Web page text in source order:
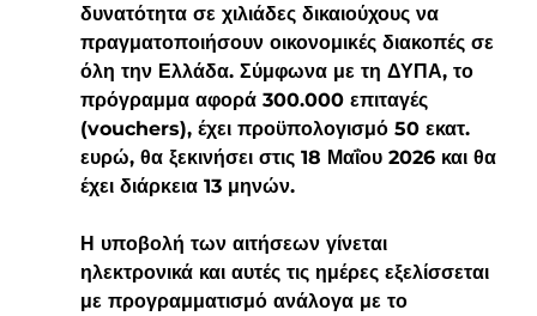
δυνατότητα σε χιλιάδες δικαιούχους να
πραγματοποιήσουν οικονομικές διακοπές σε
όλη την Ελλάδα. Σύμφωνα με τη ΔΥΠΑ, το
πρόγραμμα αφορά 300.000 επιταγές
(vouchers), έχει προϋπολογισμό 50 εκατ.
ευρώ, θα ξεκινήσει στις 18 Μαΐου 2026 και θα
έχει διάρκεια 13 μηνών.
Η υποβολή των αιτήσεων γίνεται
ηλεκτρονικά και αυτές τις ημέρες εξελίσσεται
με προγραμματισμό ανάλογα με το